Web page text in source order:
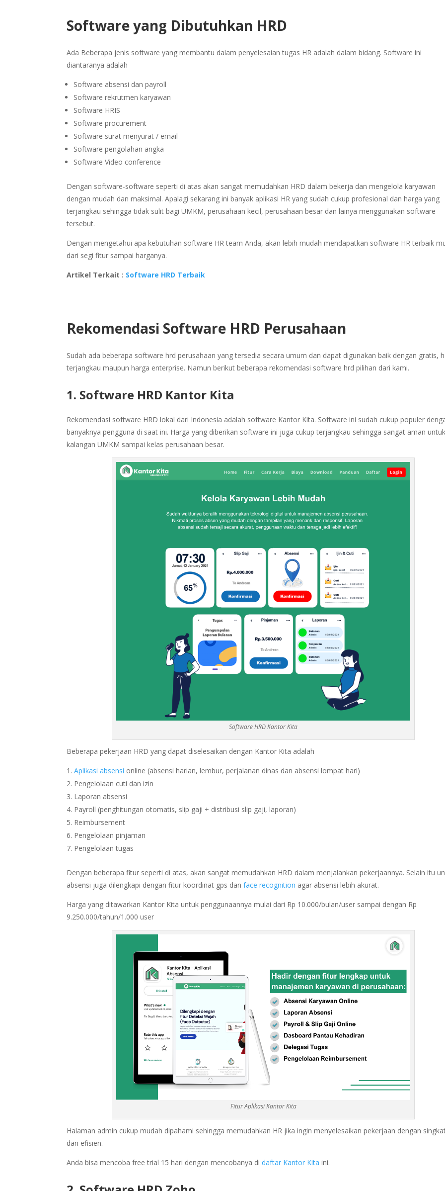
Software yang Dibutuhkan HRD
Ada Beberapa jenis software yang membantu dalam penyelesaian tugas HR adalah dalam bidang. Software ini
diantaranya adalah
Software absensi dan payroll
Software rekrutmen karyawan
Software HRIS
Software procurement
Software surat menyurat / email
Software pengolahan angka
Software Video conference
Dengan software-software seperti di atas akan sangat memudahkan HRD dalam bekerja dan mengelola karyawan
dengan mudah dan maksimal. Apalagi sekarang ini banyak aplikasi HR yang sudah cukup profesional dan harga yang
terjangkau sehingga tidak sulit bagi UMKM, perusahaan kecil, perusahaan besar dan lainya menggunakan software
tersebut.
Dengan mengetahui apa kebutuhan software HR team Anda, akan lebih mudah mendapatkan software HR terbaik
dari segi fitur sampai harganya.
Artikel Terkait : Software HRD Terbaik
Rekomendasi Software HRD Perusahaan
Sudah ada beberapa software hrd perusahaan yang tersedia secara umum dan dapat digunakan baik dengan gratis,
terjangkau maupun harga enterprise. Namun berikut beberapa rekomendasi software hrd pilihan dari kami.
1. Software HRD Kantor Kita
Rekomendasi software HRD lokal dari Indonesia adalah software Kantor Kita. Software ini sudah cukup populer
banyaknya pengguna di saat ini. Harga yang diberikan software ini juga cukup terjangkau sehingga sangat aman
kalangan UMKM sampai kelas perusahaan besar.
Software HRD Kantor Kita
Beberapa pekerjaan HRD yang dapat diselesaikan dengan Kantor Kita adalah
Aplikasi absensi online (absensi harian, lembur, perjalanan dinas dan absensi lompat hari)
Pengelolaan cuti dan izin
Laporan absensi
Payroll (penghitungan otomatis, slip gaji + distribusi slip gaji, laporan)
Reimbursement
Pengelolaan pinjaman
Pengelolaan tugas
Dengan beberapa fitur seperti di atas, akan sangat memudahkan HRD dalam menjalankan pekerjaannya. Selain itu
absensi juga dilengkapi dengan fitur koordinat gps danface recognition agar absensi lebih akurat.
Harga yang ditawarkan Kantor Kita untuk penggunaannya mulai dari Rp 10.000/bulan/user sampai dengan Rp
9.250.000/tahun/1.000 user
Fitur Aplikasi Kantor Kita
Halaman admin cukup mudah dipahami sehingga memudahkan HR jika ingin menyelesaikan pekerjaan dengan
dan efisien.
Anda bisa mencoba free trial 15 hari dengan mencobanya didaftar Kantor Kita ini.